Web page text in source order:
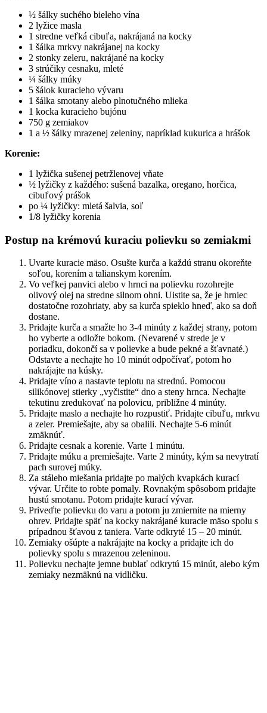
½ šálky suchého bieleho vína
2 lyžice masla
1 stredne veľká cibuľa, nakrájaná na kocky
1 šálka mrkvy nakrájanej na kocky
2 stonky zeleru, nakrájané na kocky
3 strúčiky cesnaku, mleté
¼ šálky múky
5 šálok kuracieho vývaru
1 šálka smotany alebo plnotučného mlieka
1 kocka kuracieho bujónu
750 g zemiakov
1 a ½ šálky mrazenej zeleniny, napríklad kukurica a hrášok
Korenie:
1 lyžička sušenej petržlenovej vňate
½ lyžičky z každého: sušená bazalka, oregano, horčica,
cibuľový prášok
po ¼ lyžičky: mletá šalvia, soľ
1/8 lyžičky korenia
Postup na krémovú kuraciu polievku so zemiakmi
Uvarte kuracie mäso. Osušte kurča a každú stranu okoreňte
soľou, korením a talianskym korením.
Vo veľkej panvici alebo v hrnci na polievku rozohrejte
olivový olej na stredne silnom ohni. Uistite sa, že je hrniec
dostatočne rozohriaty, aby sa kurča spieklo hneď, ako sa doň
dostane.
Pridajte kurča a smažte ho 3-4 minúty z každej strany, potom
ho vyberte a odložte bokom. (Nevarené v strede je v
poriadku, dokončí sa v polievke a bude pekné a šťavnaté.)
Odstavte a nechajte ho 10 minút odpočívať, potom ho
nakrájajte na kúsky.
Pridajte víno a nastavte teplotu na strednú. Pomocou
silikónovej stierky „vyčistite“ dno a steny hrnca. Nechajte
tekutinu zredukovať na polovicu, približne 4 minúty.
Pridajte maslo a nechajte ho rozpustiť. Pridajte cibuľu, mrkvu
a zeler. Premiešajte, aby sa obalili. Nechajte 5-6 minút
zmäknúť.
Pridajte cesnak a korenie. Varte 1 minútu.
Pridajte múku a premiešajte. Varte 2 minúty, kým sa nevytratí
pach surovej múky.
Za stáleho miešania pridajte po malých kvapkách kurací
vývar. Určite to robte pomaly. Rovnakým spôsobom pridajte
hustú smotanu. Potom pridajte kurací vývar.
Priveďte polievku do varu a potom ju zmiernite na mierny
ohrev. Pridajte späť na kocky nakrájané kuracie mäso spolu s
prípadnou šťavou z taniera. Varte odkryté 15 – 20 minút.
Zemiaky ošúpte a nakrájajte na kocky a pridajte ich do
polievky spolu s mrazenou zeleninou.
Polievku nechajte jemne bublať odkrytú 15 minút, alebo kým
zemiaky nezmäknú na vidličku.